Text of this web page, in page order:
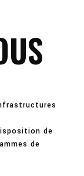
de
de